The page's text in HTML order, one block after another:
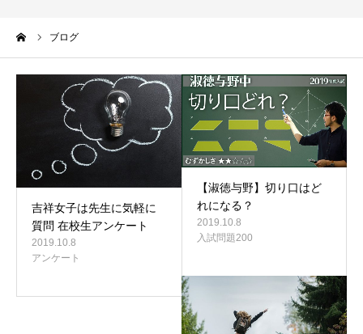
ブログ
吉祥女子は先生に気軽に
質問 在校生アンケート
2019.10.8
アンケート
【淑徳与野】切り口はど
れになる？
2019.10.8
入試問題200
お問い合わせ